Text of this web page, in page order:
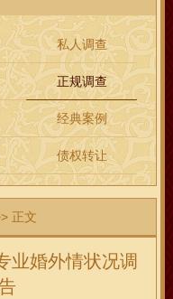
私人调查
正规调查
经典案例
债权转让
正文
业婚外情状况调